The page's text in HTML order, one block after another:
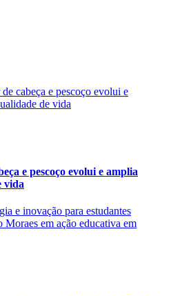
e pescoço evolui e amplia
vida